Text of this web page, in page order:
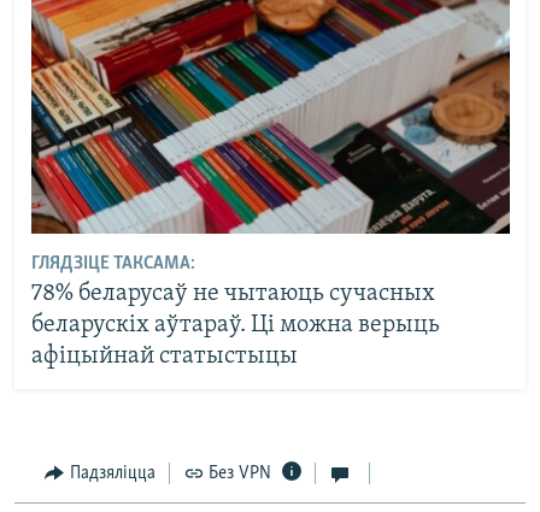
ГЛЯДЗІЦЕ ТАКСАМА:
78% беларусаў не чытаюць сучасных
беларускіх аўтараў. Ці можна верыць
афіцыйнай статыстыцы
Падзяліцца Без VPN